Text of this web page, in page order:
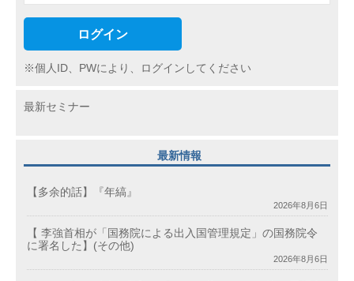
ログイン
※個人ID、PWにより、ログインしてください
最新セミナー
最新情報
【多余的話】『年縞』
2026年8月6日
【 李強首相が「国務院による出入国管理規定」の国務院令
に署名した】(その他)
2026年8月6日